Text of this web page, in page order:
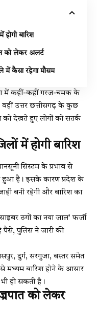
बारिश
को लेकर अलर्ट
कैसा रहेगा मौसम
में कहीं-कहीं गरज-चमक के
उत्तर छत्तीसगढ़ के कुछ
को देखते हुए लोगों को सतर्क
में होगी बारिश
सिस्टम के प्रभाव से
हुआ है। इसके कारण प्रदेश के
बनी रहेगी और बारिश का
ठगों का नया जाल’ फर्जी
पुलिस ने जारी की
दुर्ग, सरगुजा, बस्तर समेत
मध्यम बारिश होने के आसार
हो सकती है।
को लेकर